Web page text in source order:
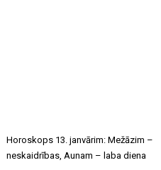
Horoskops 13. janvārim: Mežāzim –
neskaidrības, Aunam – laba diena